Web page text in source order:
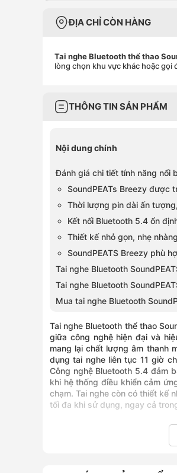
ĐỊA CHỈ CÒN HÀNG
Tai nghe Bluetooth thể thao
lòng chọn khu vực khác hoặc gọi
THÔNG TIN SẢN PHẨM
Nội dung chính
Đánh giá chi tiết tính năng nổi
SoundPEATs Breezy được
Thời lượng pin dài ấn
Kết nối Bluetooth 5.4 ổn
Thiết kế nhỏ gọn, nhẹ
SoundPEATS Breezy phù
Tai nghe Bluetooth
Tai nghe Bluetooth
Mua tai nghe Bluetooth
Tai nghe Bluetooth thể thao
giữa công nghệ hiện đại và
mang lại chất lượng âm thanh
dụng tai nghe liên tục 11 giờ
Công nghệ Bluetooth 5.4 đảm
khi hệ thống điều khiển cảm
chạm. Tai nghe còn có thiết kế
tối đa khi sử dụng, ngay cả
Đánh giá chi tiết tính